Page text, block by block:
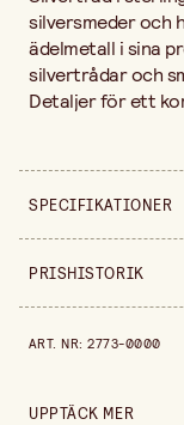
silversmeder och
ädelmetall i sina
silvertrådar och
Detaljer för ett
SPECIFIKATIONER
Säljs i
Tjocklek
PRISHISTORIK
ART. NR:2773-0000
UPPTÄCK MER